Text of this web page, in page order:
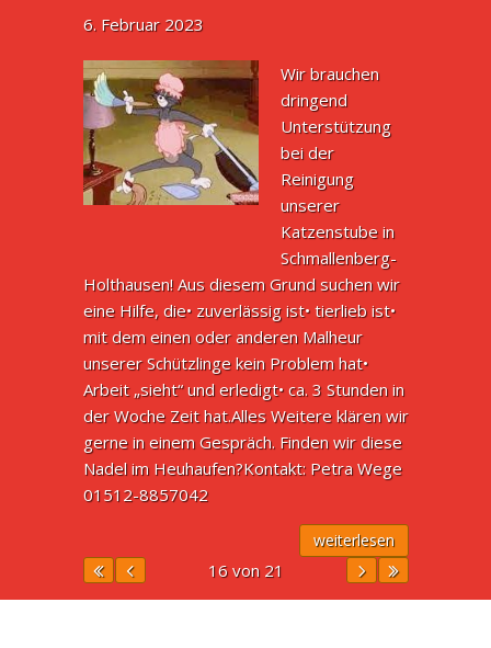
6. Februar 2023
Wir brauchen
dringend
Unterstützung
bei der
Reinigung
unserer
Katzenstube in
Schmallenberg-
Holthausen! Aus diesem Grund suchen wir
eine Hilfe, die• zuverlässig ist• tierlieb ist•
mit dem einen oder anderen Malheur
unserer Schützlinge kein Problem hat•
Arbeit „sieht“ und erledigt• ca. 3 Stunden in
der Woche Zeit hat.Alles Weitere klären wir
gerne in einem Gespräch. Finden wir diese
Nadel im Heuhaufen?Kontakt: Petra Wege
01512-8857042
weiterlesen
16 von 21